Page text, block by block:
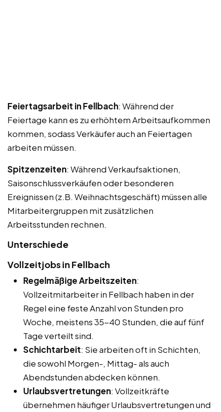
Feiertagsarbeit in Fellbach: Während der
Feiertage kann es zu erhöhtem Arbeitsaufkommen
kommen, sodass Verkäufer auch an Feiertagen
arbeiten müssen.
Spitzenzeiten: Während Verkaufsaktionen,
Saisonschlussverkäufen oder besonderen
Ereignissen (z.B. Weihnachtsgeschäft) müssen alle
Mitarbeitergruppen mit zusätzlichen
Arbeitsstunden rechnen.
Unterschiede
Vollzeitjobs in Fellbach
Regelmäßige Arbeitszeiten:
Vollzeitmitarbeiter in Fellbach haben in der
Regel eine feste Anzahl von Stunden pro
Woche, meistens 35-40 Stunden, die auf fünf
Tage verteilt sind.
Schichtarbeit: Sie arbeiten oft in Schichten,
die sowohl Morgen-, Mittag- als auch
Abendstunden abdecken können.
Urlaubsvertretungen: Vollzeitkräfte
übernehmen häufiger Urlaubsvertretungen und